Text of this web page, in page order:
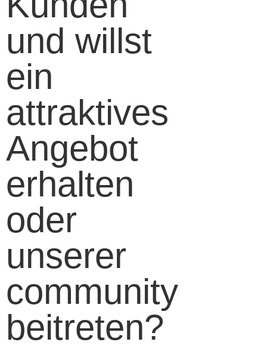
und willst
ein
attraktives
Angebot
erhalten
oder
unserer
community
beitreten?